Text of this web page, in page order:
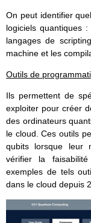
On peut identifier
logiciels quantiques
langages de
machine et les
Outils de
Ils permettent de
exploiter pour créer
des ordinateurs
le cloud. Ces outils
qubits lorsque leur
vérifier la faisabilité
exemples de tels
dans le cloud depuis